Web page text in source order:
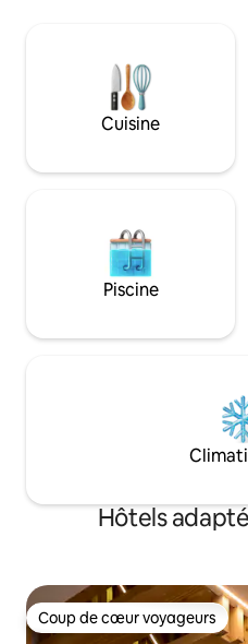
nécessaire pour cuisiner est
Cuisine
Piscine
Hôtels
Coup de cœur voyageurs
Coup de cœur voyageurs